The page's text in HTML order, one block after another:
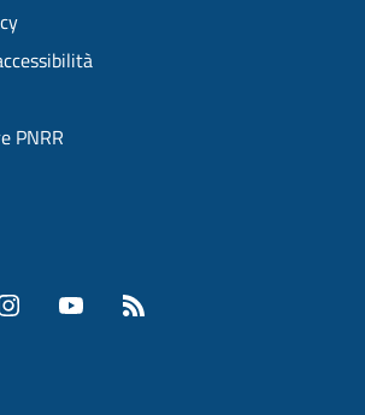
PNRR
Instagram YouTube